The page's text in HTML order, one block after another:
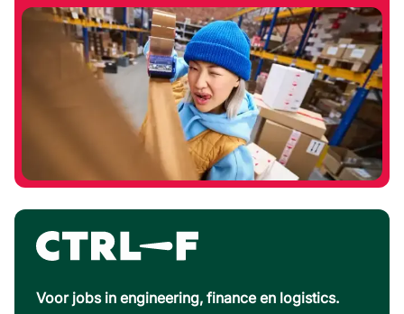
Voor jobs in engineering, finance en logistics.